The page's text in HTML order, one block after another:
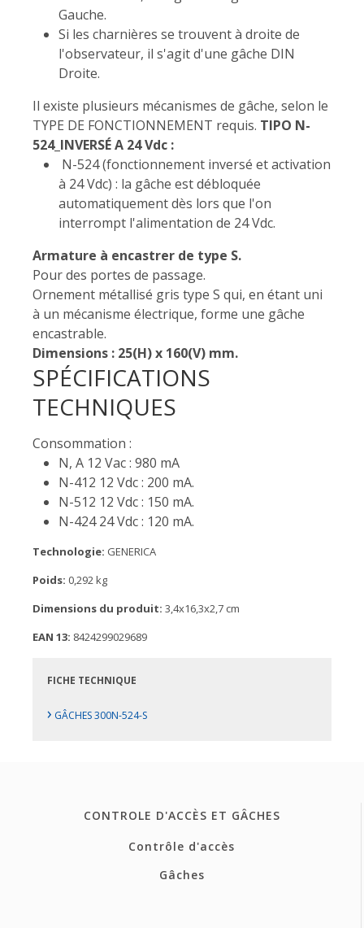
Gauche.
Si les charnières se trouvent à droite de
l'observateur, il s'agit d'une gâche DIN
Droite.
Il existe plusieurs mécanismes de gâche, selon le
TYPE DE FONCTIONNEMENT requis. TIPO N-
524_INVERSÉ A 24 Vdc :
N-524 (fonctionnement inversé et activation
à 24 Vdc) : la gâche est débloquée
automatiquement dès lors que l'on
interrompt l'alimentation de 24 Vdc.
Armature à encastrer de type S.
Pour des portes de passage.
Ornement métallisé gris type S qui, en étant uni
à un mécanisme électrique, forme une gâche
encastrable.
Dimensions : 25(H) x 160(V) mm.
SPÉCIFICATIONS
TECHNIQUES
Consommation :
N, A 12 Vac : 980 mA
N-412 12 Vdc : 200 mA.
N-512 12 Vdc : 150 mA.
N-424 24 Vdc : 120 mA.
Technologie: GENERICA
Poids: 0,292 kg
Dimensions du produit: 3,4x16,3x2,7 cm
EAN 13: 8424299029689
FICHE TECHNIQUE
› GÂCHES 300N-524-S
CONTROLE D'ACCÈS ET GÂCHES
Contrôle d'accès
Gâches